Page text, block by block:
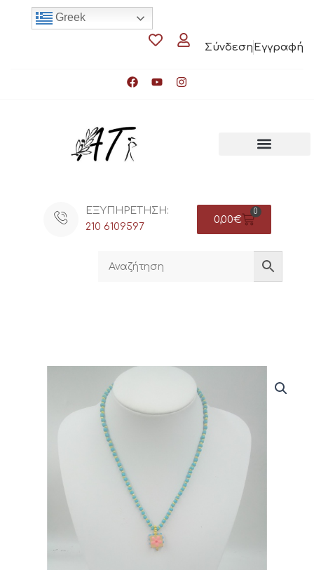
Σύνδεση Εγγραφή
Greek
ΕΞΥΠΗΡΕΤΗΣΗ:
210 6109597
0,00€
0